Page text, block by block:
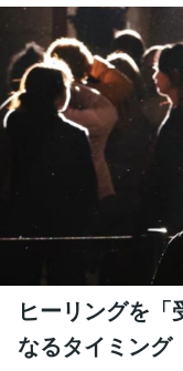
ヒーリングを
なるタイミング